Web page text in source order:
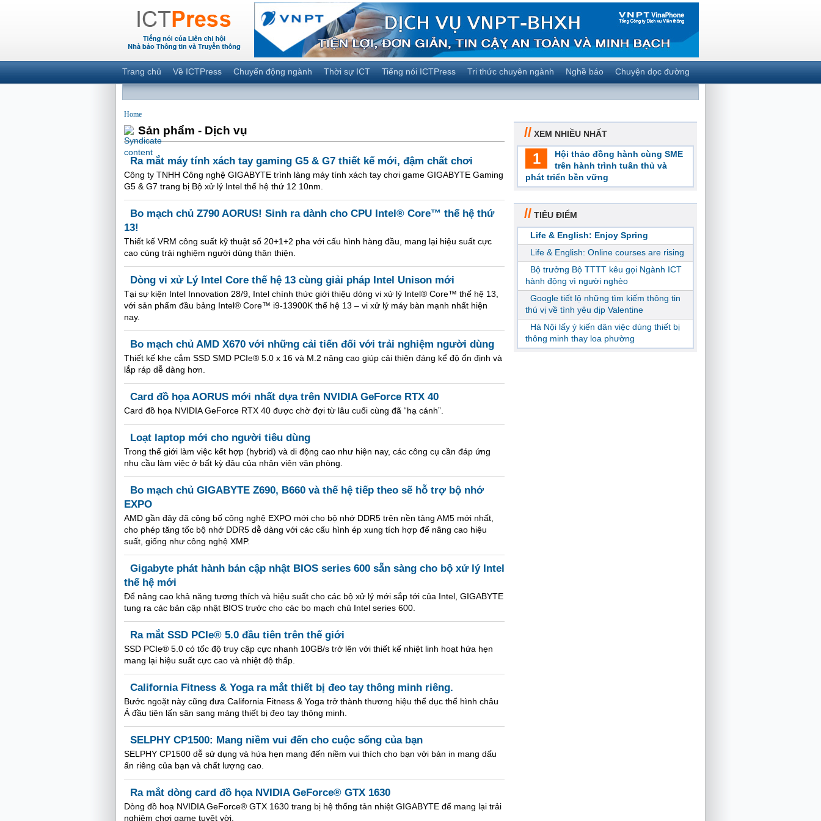
Trang chủ Về ICTPress Chuyển động ngành Thời sự ICT Tiếng nói ICTPress Tri thức chuyên ngành Nghề báo Chuyện dọc đường
Home
Sản phẩm - Dịch vụ
Ra mắt máy tính xách tay gaming G5 & G7 thiết kế mới, đậm chất chơi
Công ty TNHH Công nghệ GIGABYTE trình làng máy tính xách tay chơi game GIGABYTE Gaming
G5 & G7 trang bị Bộ xử lý Intel thế hệ thứ 12 10nm.
Bo mạch chủ Z790 AORUS! Sinh ra dành cho CPU Intel® Core™ thế hệ thứ
13!
Thiết kế VRM công suất kỹ thuật số 20+1+2 pha với cấu hình hàng đầu, mang lại hiệu suất cực
cao cùng trải nghiệm người dùng thân thiện.
Dòng vi xử Lý Intel Core thế hệ 13 cùng giải pháp Intel Unison mới
Tại sự kiện Intel Innovation 28/9, Intel chính thức giới thiệu dòng vi xử lý Intel® Core™ thế hệ 13,
với sản phẩm đầu bảng Intel® Core™ i9-13900K thế hệ 13 – vi xử lý máy bàn mạnh nhất hiện
nay.
Bo mạch chủ AMD X670 với những cải tiến đối với trải nghiệm người dùng
Thiết kế khe cắm SSD SMD PCIe® 5.0 x 16 và M.2 nâng cao giúp cải thiện đáng kể độ ổn định và
lắp ráp dễ dàng hơn.
Card đồ họa AORUS mới nhất dựa trên NVIDIA GeForce RTX 40
Card đồ họa NVIDIA GeForce RTX 40 được chờ đợi từ lâu cuối cùng đã “hạ cánh”.
Loạt laptop mới cho người tiêu dùng
Trong thế giới làm việc kết hợp (hybrid) và di động cao như hiện nay, các công cụ cần đáp ứng
nhu cầu làm việc ở bất kỳ đâu của nhân viên văn phòng.
Bo mạch chủ GIGABYTE Z690, B660 và thế hệ tiếp theo sẽ hỗ trợ bộ nhớ
EXPO
AMD gần đây đã công bố công nghệ EXPO mới cho bộ nhớ DDR5 trên nền tảng AM5 mới nhất,
cho phép tăng tốc bộ nhớ DDR5 dễ dàng với các cấu hình ép xung tích hợp để nâng cao hiệu
suất, giống như công nghệ XMP.
Gigabyte phát hành bản cập nhật BIOS series 600 sẵn sàng cho bộ xử lý Intel
thế hệ mới
Để nâng cao khả năng tương thích và hiệu suất cho các bộ xử lý mới sắp tới của Intel, GIGABYTE
tung ra các bản cập nhật BIOS trước cho các bo mạch chủ Intel series 600.
Ra mắt SSD PCIe® 5.0 đầu tiên trên thế giới
SSD PCIe® 5.0 có tốc độ truy cập cực nhanh 10GB/s trở lên với thiết kế nhiệt linh hoạt hứa hẹn
mang lại hiệu suất cực cao và nhiệt độ thấp.
California Fitness & Yoga ra mắt thiết bị đeo tay thông minh riêng.
Bước ngoặt này cũng đưa California Fitness & Yoga trở thành thương hiệu thể dục thể hình châu
Á đầu tiên lấn sân sang mảng thiết bị đeo tay thông minh.
SELPHY CP1500: Mang niềm vui đến cho cuộc sống của bạn
SELPHY CP1500 dễ sử dụng và hứa hẹn mang đến niềm vui thích cho bạn với bản in mang dấu
ấn riêng của bạn và chất lượng cao.
Ra mắt dòng card đồ họa NVIDIA GeForce® GTX 1630
Dòng đồ hoạ NVIDIA GeForce® GTX 1630 trang bị hệ thống tản nhiệt GIGABYTE để mang lại trải
nghiệm chơi game tuyệt vời.
// XEM NHIỀU NHẤT
1
Hội thảo đồng hành cùng SME
trên hành trình tuân thủ và
phát triển bền vững
// TIÊU ĐIỂM
Life & English: Enjoy Spring
Life & English: Online courses are rising
Bộ trưởng Bộ TTTT kêu gọi Ngành ICT
hành động vì người nghèo
Google tiết lộ những tìm kiếm thông tin
thú vị về tình yêu dịp Valentine
Hà Nội lấy ý kiến dân việc dùng thiết bị
thông minh thay loa phường